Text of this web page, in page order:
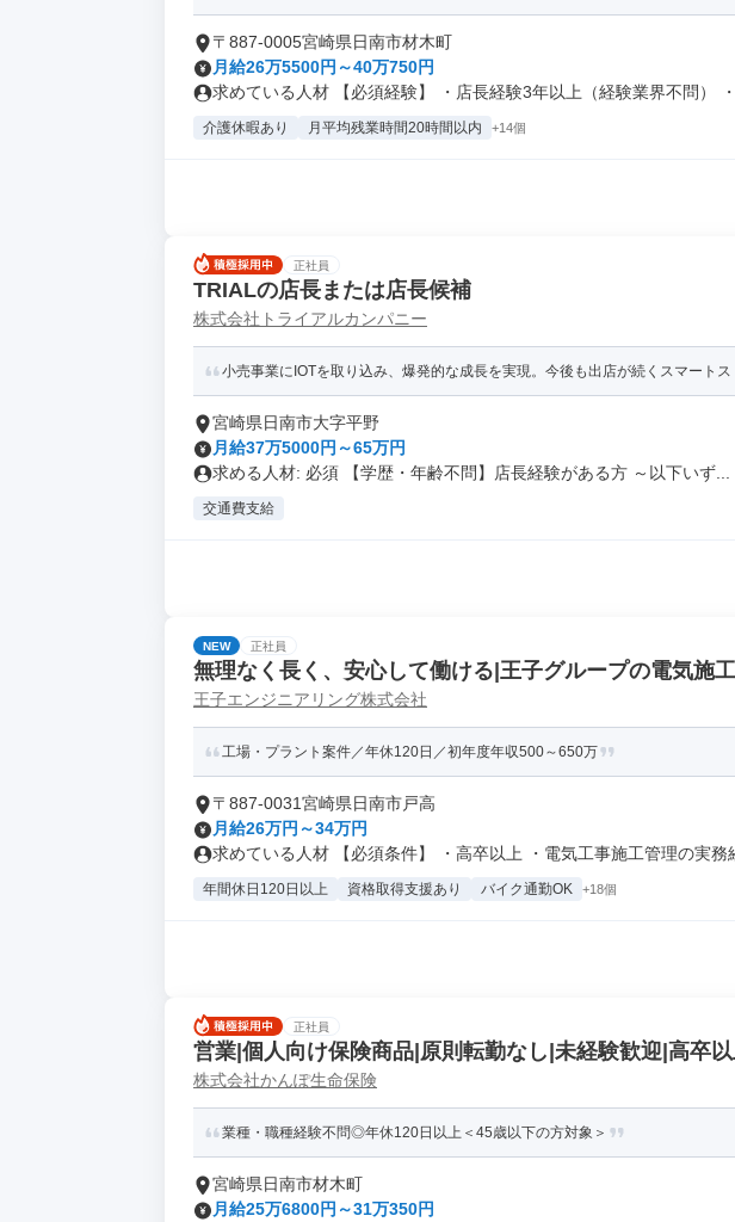
〒887-0005宮崎県日南市材木町
月給26万5500円～40万750円
求めている人材 【必須経験】 ・店長経験3年以上（経験業界不問）
介護休暇あり 月平均残業時間20時間以内 +14個
正社員
TRIALの店長または店長候補
株式会社トライアルカンパニー
小売事業にIOTを取り込み、爆発的な成長を実現。今後も出店が続くスマート
宮崎県日南市大字平野
月給37万5000円～65万円
求める人材: 必須 【学歴・年齢不問】店長経験がある方 ～以下いず...
交通費支給
NEW 正社員
無理なく長く、安心して働ける|王子グループの電気施
王子エンジニアリング株式会社
工場・プラント案件／年休120日／初年度年収500～650万
〒887-0031宮崎県日南市戸高
月給26万円～34万円
求めている人材 【必須条件】 ・高卒以上 ・電気工事施工管理の実務
年間休日120日以上 資格取得支援あり バイク通勤OK +18個
正社員
営業|個人向け保険商品|原則転勤なし|未経験歓迎|高卒
株式会社かんぽ生命保険
業種・職種経験不問◎年休120日以上＜45歳以下の方対象＞
宮崎県日南市材木町
月給25万6800円～31万350円